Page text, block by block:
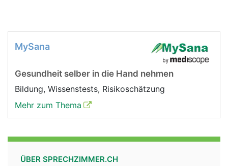
MySana
Gesundheit selber in die Hand nehmen
Bildung, Wissenstests, Risikoschätzung
Mehr zum Thema
ÜBER SPRECHZIMMER.CH